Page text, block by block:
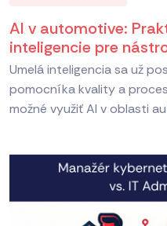
AI v automotive:
inteligencie pre
Umelá inteligencia sa už
pomocníka kvality a
možné využiť AI v oblasti